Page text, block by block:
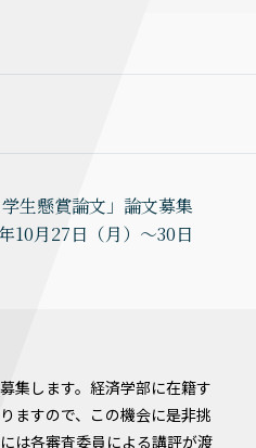
生懸賞論文」論文募集
月27日（月）～30日
集します。経済学部に在籍す
ますので、この機会に是非挑
は各審査委員による講評が渡